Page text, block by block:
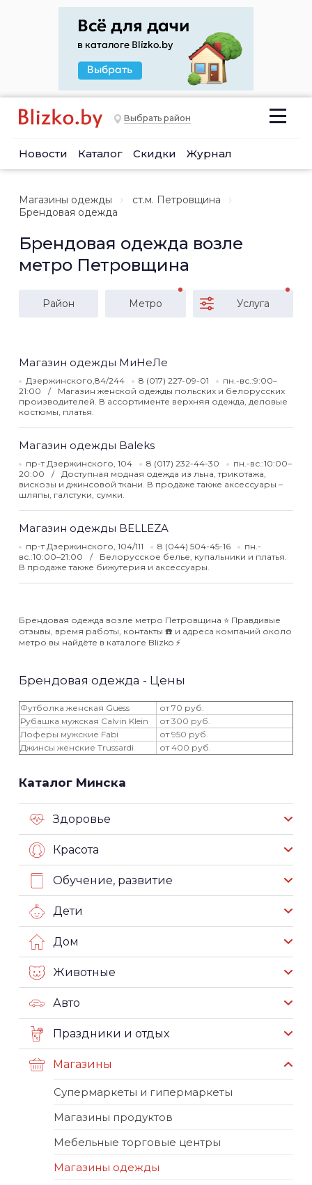
Выбрать район
Новости Каталог Скидки Журнал
Магазины одежды
ст.м. Петровщина
Брендовая одежда
Брендовая одежда возле
метро Петровщина
Район Метро Услуга
Магазин одежды МиНеЛе
Дзержинского,84/244 8 (017) 227-09-01
пн.-вс.:9:00–
21:00
Магазин женской одежды польских и белорусских
производителей. В ассортименте верхняя одежда, деловые
костюмы, платья.
Магазин одежды Baleks
пр-т Дзержинского, 104 8 (017) 232-44-30
пн.-вс.:10:00–
20:00
Доступная модная одежда из льна, трикотажа,
вискозы и джинсовой ткани. В продаже также аксессуары –
шляпы, галстуки, сумки.
Магазин одежды BELLEZA
пр-т Дзержинского, 104/111 8 (044) 504-45-16
пн.-
вс.:10:00–21:00
Белорусское белье, купальники и платья.
В продаже также бижутерия и аксессуары.
Брендовая одежда возле метро Петровщина ⭐️ Правдивые
отзывы, время работы, контакты ☎️ и адреса компаний около
метро вы найдёте в каталоге Blizko ⚡️
Брендовая одежда - Цены
Футболка женская Guess
от 70 руб.
Рубашка мужская Calvin Klein
от 300 руб.
Лоферы мужские Fabi
от 950 руб.
Джинсы женские Trussardi
от 400 руб.
Каталог Минска
Здоровье
Красота
Обучение, развитие
Дети
Дом
Животные
Авто
Праздники и отдых
Магазины
Супермаркеты и гипермаркеты
Магазины продуктов
Мебельные торговые центры
Магазины одежды